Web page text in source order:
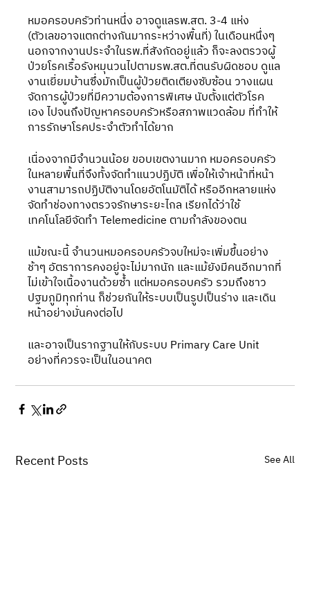
หมอครอบครัวท่านหนึ่ง อาจดูแลรพ.สต. 3-4 แห่ง
(ตัวเลขอาจแตกต่างกันมากระหว่างพื้นที่) ในเดือนหนึ่งๆ
นอกจากงานประจำในรพ.ที่สังกัดอยู่แล้ว ก็จะลงตรวจผู้
ป่วยโรคเรื้อรังหมุนวนไปตามรพ.สต.ที่ตนรับผิดชอบ ดูแล
งานเยี่ยมบ้านซึ่งมักเป็นผู้ป่วยติดเตียงซับซ้อน วางแผน
จัดการผู้ป่วยที่มีความต้องการพิเศษ นับตั้งแต่ตัวโรค
เอง ไปจนถึงปัญหาครอบครัวหรือสภาพแวดล้อม ที่ทำให้
การรักษาโรคประจำตัวทำได้ยาก
เนื่องจากมีจำนวนน้อย ขอบเขตงานมาก หมอครอบครัว
ในหลายพื้นที่จึงทั้งจัดทำแนวปฏิบัติ เพื่อให้เจ้าหน้าที่หน้า
งานสามารถปฏิบัติงานโดยอัตโนมัติได้ หรืออีกหลายแห่ง
จัดทำช่องทางตรวจรักษาระยะไกล เรียกได้ว่าใช้
เทคโนโลยีจัดทำ Telemedicine ตามกำลังของตน
แม้ขณะนี้ จำนวนหมอครอบครัวจบใหม่จะเพิ่มขึ้นอย่าง
ช้าๆ อัตราการคงอยู่จะไม่มากนัก และแม้ยังมีคนอีกมากที่
ไม่เข้าใจเนื้องานด้วยซ้ำ แต่หมอครอบครัว รวมถึงชาว
ปฐมภูมิทุกท่าน ก็ช่วยกันให้ระบบเป็นรูปเป็นร่าง และเดิน
หน้าอย่างมั่นคงต่อไป
และอาจเป็นรากฐานให้กับระบบ Primary Care Unit
อย่างที่ควรจะเป็นในอนาคต
Recent Posts See All